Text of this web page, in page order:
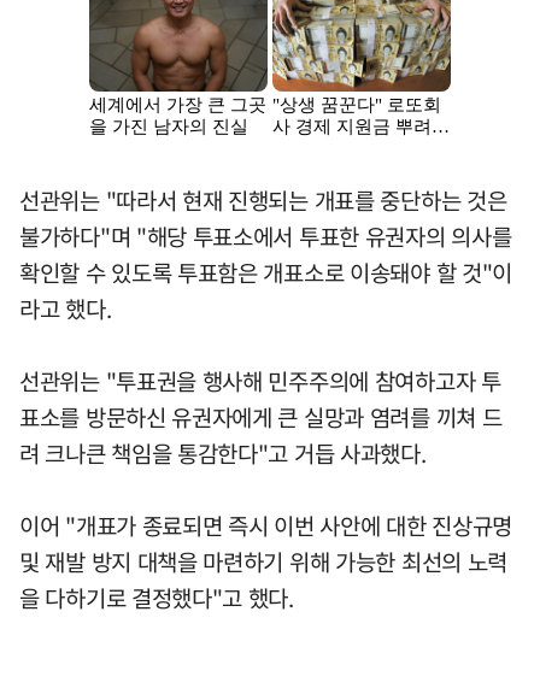
선관위는 "따라서 현재 진행되는 개표를 중단하는 것은
불가하다"며 "해당 투표소에서 투표한 유권자의 의사를
확인할 수 있도록 투표함은 개표소로 이송돼야 할 것"이
라고 했다.
선관위는 "투표권을 행사해 민주주의에 참여하고자 투
표소를 방문하신 유권자에게 큰 실망과 염려를 끼쳐 드
려 크나큰 책임을 통감한다"고 거듭 사과했다.
이어 "개표가 종료되면 즉시 이번 사안에 대한 진상규명
및 재발 방지 대책을 마련하기 위해 가능한 최선의 노력
을 다하기로 결정했다"고 했다.